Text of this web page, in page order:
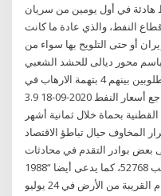
هادئة في أول يومين من سريان
قطاع النفط، والذي عادة ما كانت
أو حتى التلويح بها سواء من
محور ديالى للحشد الشعبي
صادق الحسيني، الجمعة، عن اعتقال 8 مطلوبين بينهم 4 بتهمة الارهاب في
3 عمليات استباقية داخل المحافظة. تراجع أسعار النفط 2020-09-18 3.9
بحماة خلال ثمانية أشهر
المخاوف حيال تباطؤ الاقتصاد
بعض بوادر التقدم في محادثات
التجارة الأمريكية الصينية. ويسمى الكويكب 52768، كما يدعى أيضا “1988
أو أر2″، واكتشف بواسطة تعقب الأجرام القريبة من الأرض في 24 يوليو